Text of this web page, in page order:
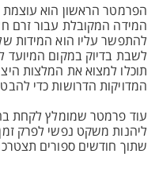
הפרמטר הראשון הוא
המידה המקובלת עבור זרם
להתפשר עליו הוא המידות
לשבת בדיוק במקום
תוכלו למצוא את המלצות
המדויקות הדרושות כדי
עוד פרמטר שמומלץ לקחת
ליהנות משקט נפשי לפרק
שתוך חודשים ספורים